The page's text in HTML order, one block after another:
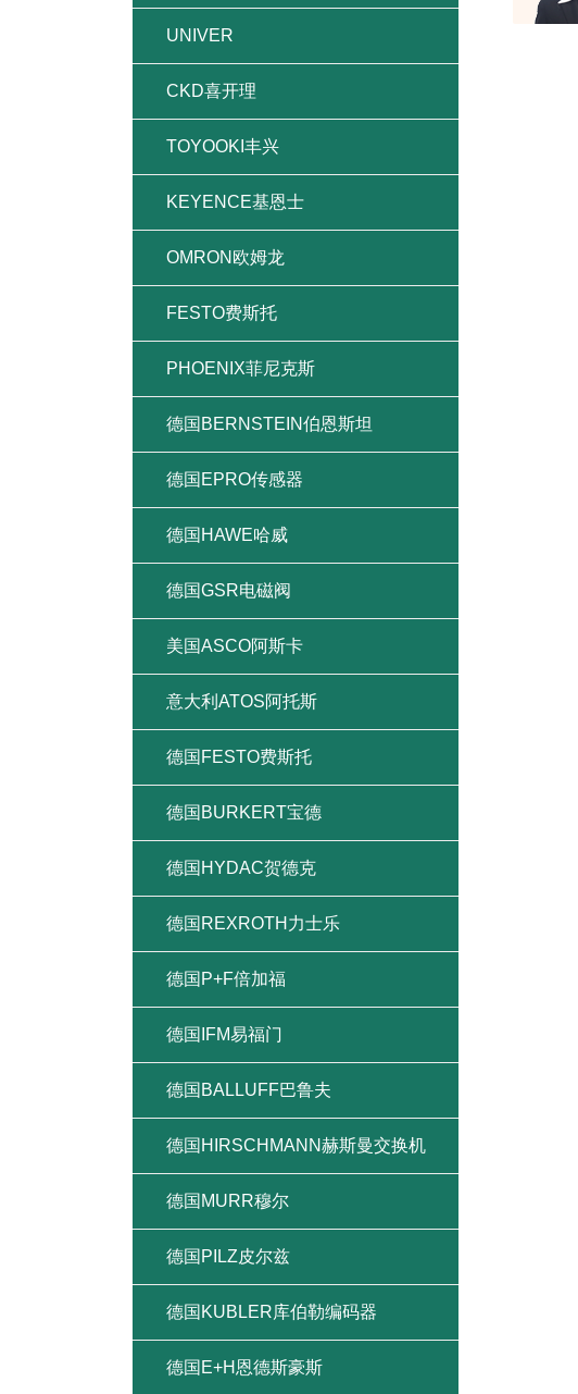
UNIVER
CKD喜开理
TOYOOKI丰兴
KEYENCE基恩士
OMRON欧姆龙
FESTO费斯托
PHOENIX菲尼克斯
德国BERNSTEIN伯恩斯坦
德国EPRO传感器
德国HAWE哈威
德国GSR电磁阀
美国ASCO阿斯卡
意大利ATOS阿托斯
德国FESTO费斯托
德国BURKERT宝德
德国HYDAC贺德克
德国REXROTH力士乐
德国P+F倍加福
德国IFM易福门
德国BALLUFF巴鲁夫
德国HIRSCHMANN赫斯曼交换机
德国MURR穆尔
德国PILZ皮尔兹
德国KUBLER库伯勒编码器
德国E+H恩德斯豪斯